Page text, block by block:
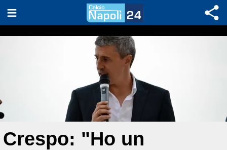
Crespo: "Ho un